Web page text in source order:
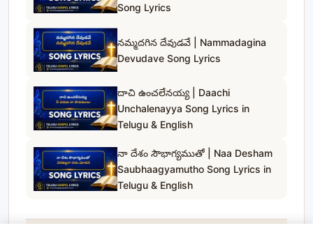
Song Lyrics
నమ్మదగిన దేవుడవే | Nammadagina
Devudave Song Lyrics
దాచి ఉంచలేనయ్య | Daachi
Unchalenayya Song Lyrics in
Telugu & English
నా దేశం సౌభాగ్యముతో | Naa Desham
Saubhaagyamutho Song Lyrics in
Telugu & English